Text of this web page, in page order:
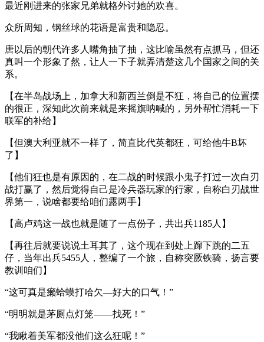
最近刚进来的张家兄弟就格外讨她的欢喜。
众所周知，钢丝球的花语是富贵和隐忍。
唐以后的朝代许多人嘴角抽了抽，这比喻虽然有点抓马，但还
真叫一个形象了然，让人一下子就弄清楚这几个国家之间的关
系。
【在半岛战场上，加拿大和新西兰倒是不狂，将自己的位置摆
的很正，深知此次前来就是来摇旗呐喊的，另外帮忙消耗一下
联军的补给】
【但澳大利亚就不一样了，简直比代英都狂，可给他牛B坏
了】
【他们狂也是有原因的，在二战的时候跟小鬼子打过一次白刃
战打赢了，然后觉得自己是冷兵器玩家的行家，自称白刃战世
界第一，说啥都要给咱们露两手】
【高卢鸡这一战也就是随了一点份子，共出兵1185人】
【再往后就要说说土耳其了，这个现在到处上蹿下跳的二五
仔，当年出兵5455人，整编了一个旅，自称突厥铁骑，扬言要
教训咱们】
“这可真是癞蛤蟆打哈欠—好大的口气！”
“明明就是茅厕点灯笼——找死！”
“我瞅着美军都没他们这么狂呢！”